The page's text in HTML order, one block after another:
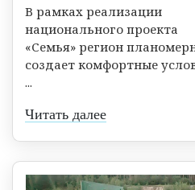
В рамках реализации
национального проекта
«Семья» регион
создает комфортные
...
Читать далее